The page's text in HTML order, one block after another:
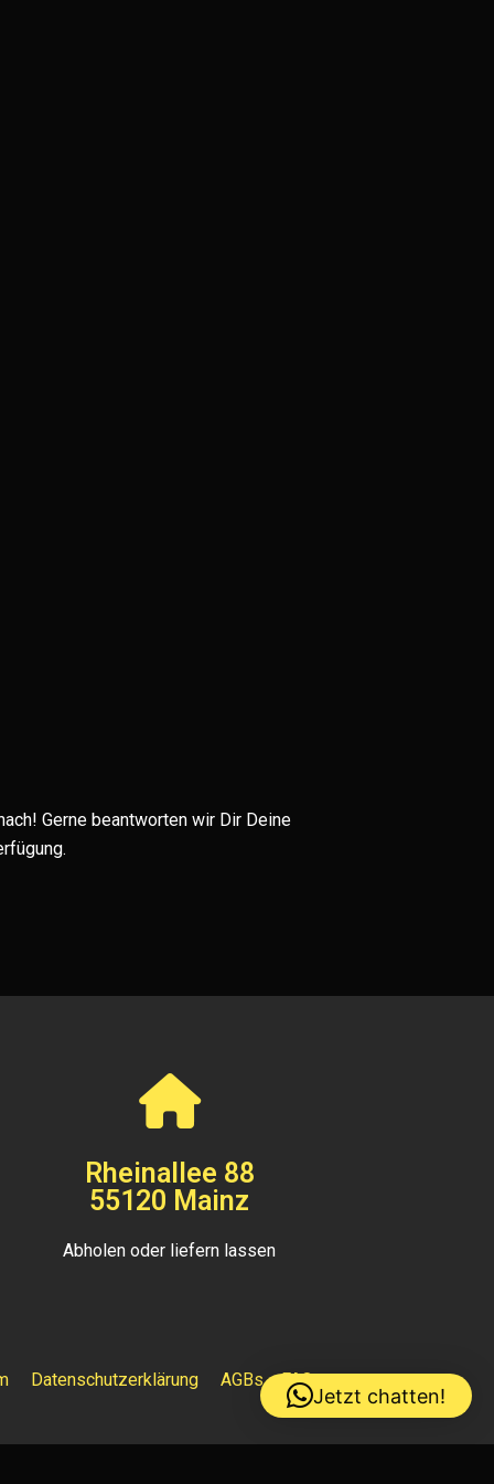
Gerne beantworten wir Dir Deine
Rheinallee 88
55120 Mainz
Abholen oder liefern lassen
Datenschutzerklärung AGBs FAQ
Jetzt chatten!